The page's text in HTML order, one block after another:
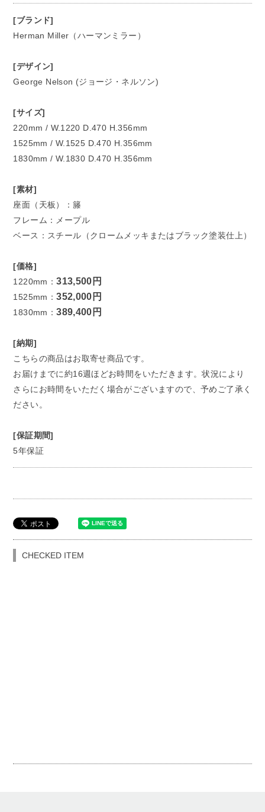
[ブランド]
Herman Miller（ハーマンミラー）
[デザイン]
George Nelson (ジョージ・ネルソン)
[サイズ]
220mm / W.1220 D.470 H.356mm
1525mm / W.1525 D.470 H.356mm
1830mm / W.1830 D.470 H.356mm
[素材]
座面（天板）：籐
フレーム：メープル
ベース：スチール（クロームメッキまたはブラック塗装仕上）
[価格]
1220mm：313,500円
1525mm：352,000円
1830mm：389,400円
[納期]
こちらの商品はお取寄せ商品です。
お届けまでに約16週ほどお時間をいただきます。状況により
さらにお時間をいただく場合がございますので、予めご了承く
ださい。
[保証期間]
5年保証
CHECKED ITEM